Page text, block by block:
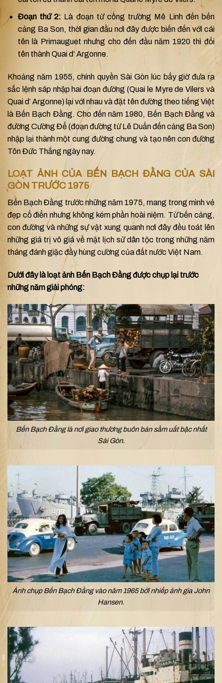
Đoạn thứ 2: Là đoạn từ công trường Mê Linh đến bến
cảng Ba Son, thời gian đầu nơi đây được biến đến với cái
tên là Primauguet nhưng cho đến đầu năm 1920 thì đổi
tên thành Quai d’ Argonne.
Khoảng năm 1955, chính quyền Sài Gòn lúc bấy giờ đưa ra
sắc lệnh sáp nhập hai đoạn đường (Quai le Myre de Vilers và
Quai d’ Argonne) lại với nhau và đặt tên đường theo tiếng Việt
là Bến Bạch Đằng. Cho đến năm 1980, Bến Bạch Đằng và
đường Cường Để (đoạn đường từ Lê Duẩn đến cảng Ba Son)
nhập lại thành một cung đường chung và tạo nên con đường
Tôn Đức Thắng ngày nay.
LOẠT ẢNH CỦA BẾN BẠCH ĐẰNG CỦA SÀI
GÒN TRƯỚC 1975
Bến Bạch Đằng trước những năm 1975, mang trong mình vẻ
đẹp cổ điển nhưng không kém phần hoài niệm. Từ bến cảng,
con đường và những sự vật xung quanh nơi đây đều toát lên
những giá trị vô giá về mặt lịch sử dân tộc trong những năm
tháng đánh giặc đầy hùng cường của đất nước Việt Nam.
Dưới đây là loạt ảnh Bến Bạch Đằng được chụp lại trước
những năm giải phóng:
Bến Bạch Đằng là nơi giao thương buôn bán sầm uất bậc nhất
Sài Gòn.
Ảnh chụp Bến Bạch Đằng vào năm 1965 bởi nhiếp ảnh gia John
Hansen.